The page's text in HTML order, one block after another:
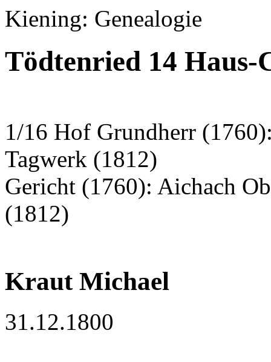
Kiening: Genealogie
Tödtenried 14
1/16 Hof Grundherr
Tagwerk (1812)
Gericht (1760): Aichach
(1812)
Kraut Michael
31.12.1800